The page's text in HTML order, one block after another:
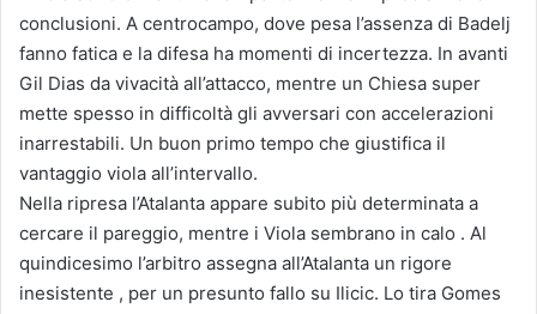
conclusioni. A centrocampo, dove pesa l’assenza di Badelj
fanno fatica e la difesa ha momenti di incertezza. In avanti
Gil Dias da vivacità all’attacco, mentre un Chiesa super
mette spesso in difficoltà gli avversari con accelerazioni
inarrestabili. Un buon primo tempo che giustifica il
vantaggio viola all’intervallo.
Nella ripresa l’Atalanta appare subito più determinata a
cercare il pareggio, mentre i Viola sembrano in calo . Al
quindicesimo l’arbitro assegna all’Atalanta un rigore
inesistente , per un presunto fallo su Ilicic. Lo tira Gomes